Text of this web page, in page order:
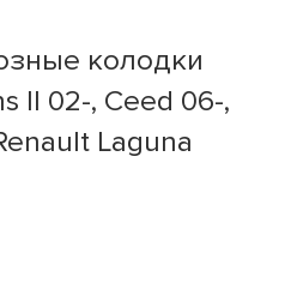
колодки
II 02-, Ceed 06-,
Laguna